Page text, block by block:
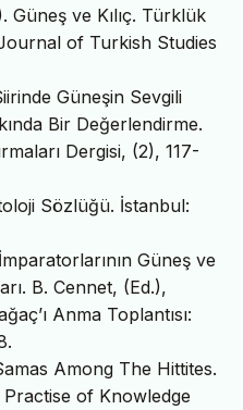
Güneş ve Kılıç. Türklük
of Turkish Studies
Güneşin Sevgili
Bir Değerlendirme.
Dergisi, (2), 117-
Sözlüğü. İstanbul:
Güneş ve
B. Cennet, (Ed.),
Anma Toplantısı:
Among The Hittites.
of Knowledge